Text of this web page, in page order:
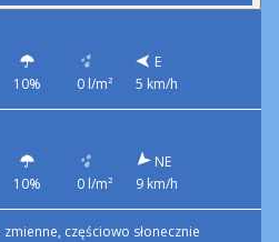
10% 0 l/m²
E
5 km/h
10% 0 l/m²
NE
9 km/h
częściowo słonecznie